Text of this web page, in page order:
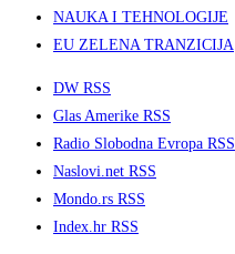
NAUKA I TEHNOLOGIJE
EU ZELENA TRANZICIJA
DW RSS
Glas Amerike RSS
Radio Slobodna Evropa RSS
Naslovi.net RSS
Mondo.rs RSS
Index.hr RSS